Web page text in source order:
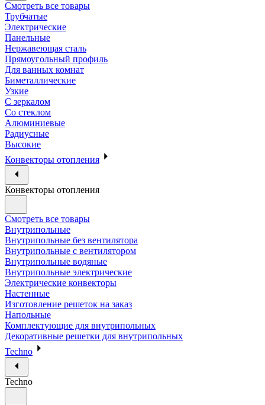
Смотреть все товары
Трубчатые
Электрические
Панельные
Нержавеющая сталь
Прямоугольный профиль
Для ванных комнат
Биметаллические
Узкие
С зеркалом
Со стеклом
Алюминиевые
Радиусные
Высокие
Конвекторы отопления
Конвекторы отопления
Смотреть все товары
Внутрипольные
Внутрипольные без вентилятора
Внутрипольные с вентилятором
Внутрипольные водяные
Внутрипольные электрические
Электрические конвекторы
Настенные
Изготовление решеток на заказ
Напольные
Комплектующие для внутрипольных
Декоративные решетки для внутрипольных
Techno
Techno